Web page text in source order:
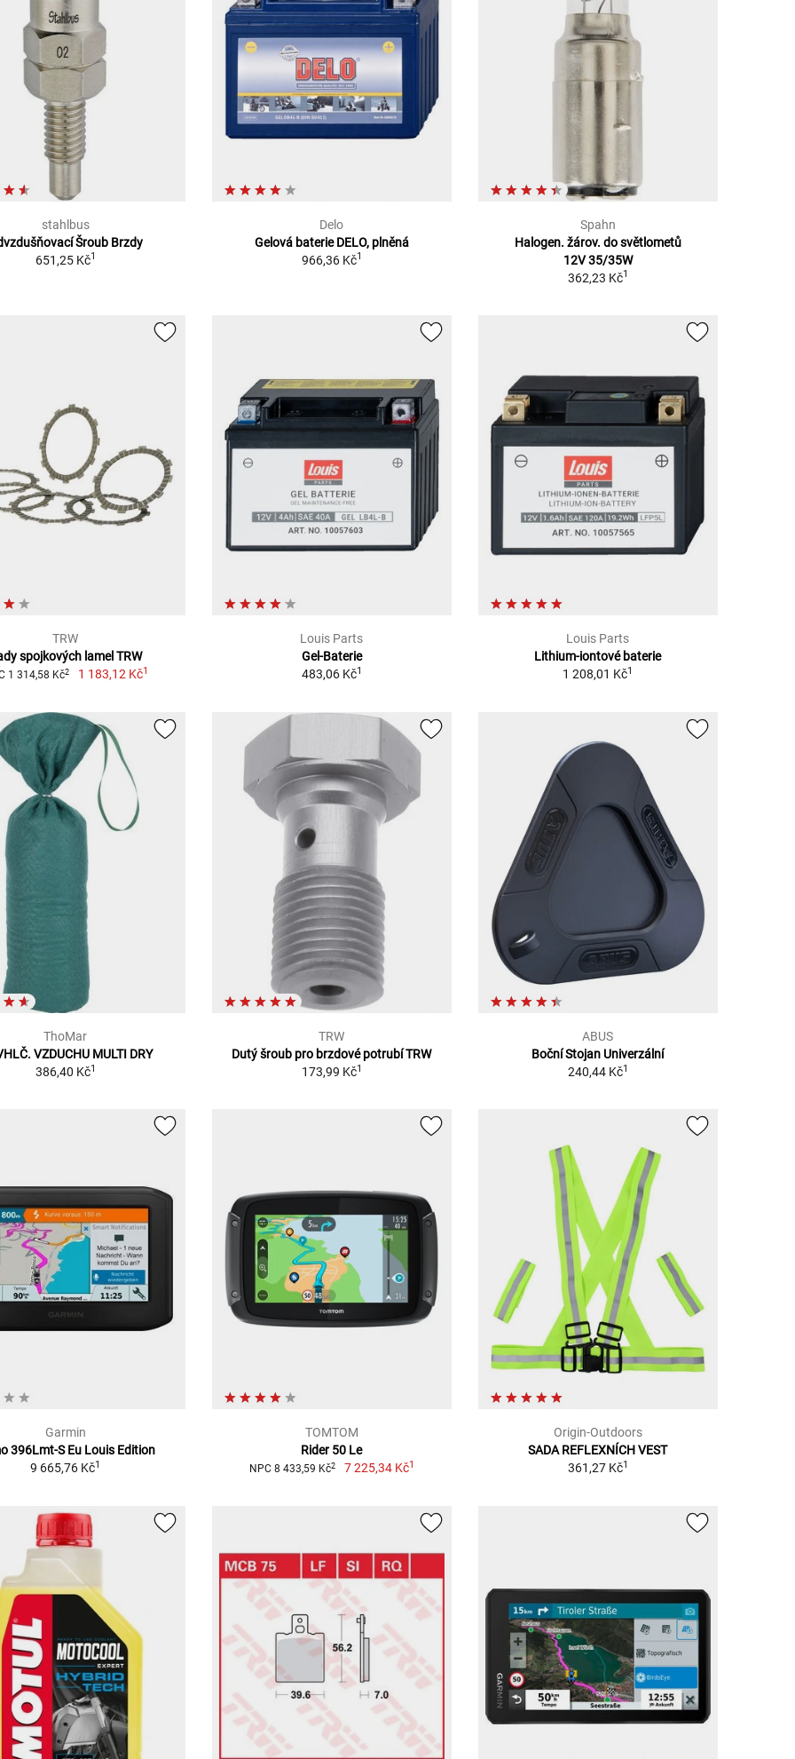
stahlbus
Šroub Brzdy
651,25 Kč1
Delo
Gelová baterie DELO, plněná
966,36 Kč1
Spahn
Halogen. žárov. do světlometů
12V 35/35W
362,23 Kč1
TRW
spojkových lamel TRW
1 314,58 Kč2 1 183,12 Kč1
Louis Parts
Gel-Baterie
483,06 Kč1
Louis Parts
Lithium-iontové baterie
1 208,01 Kč1
ThoMar
VZDUCHU MULTI DRY
386,40 Kč1
TRW
Dutý šroub pro brzdové potrubí TRW
173,99 Kč1
ABUS
Boční Stojan Univerzální
240,44 Kč1
Garmin
396Lmt-S Eu Louis Edition
9 665,76 Kč1
TOMTOM
Rider 50 Le
NPC 8 433,59 Kč2 7 225,34 Kč1
Origin-Outdoors
SADA REFLEXNÍCH VEST
361,27 Kč1